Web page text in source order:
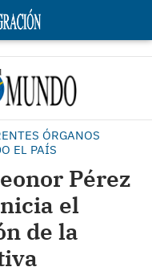
ÓRGANOS
EL PAÍS
Pérez
el
de la